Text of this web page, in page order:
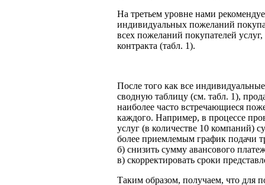
На третьем уровне нами
индивидуальных пожеланий
всех пожеланий покупателей
контракта (табл. 1).
После того как все
сводную таблицу (см. табл. 1),
наиболее часто встречающиеся
каждого. Например, в процессе
услуг (в количестве 10 компаний)
более приемлемым график подачи
б) снизить сумму авансового
в) скорректировать сроки
Таким образом, получаем, что для